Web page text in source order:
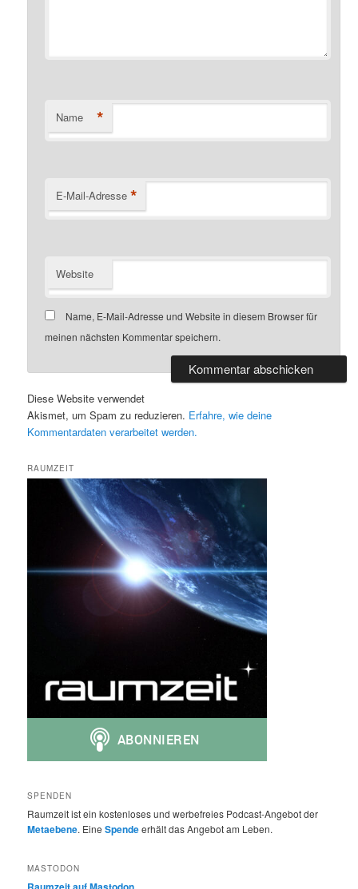
Name *
E-Mail-Adresse *
Website
Name, E-Mail-Adresse und Website in diesem Browser für
meinen nächsten Kommentar speichern.
Diese Website verwendet
Akismet, um Spam zu reduzieren. Erfahre, wie deine
Kommentardaten verarbeitet werden.
RAUMZEIT
SPENDEN
Raumzeit ist ein kostenloses und werbefreies Podcast-Angebot der
Metaebene. EineSpendeerhält das Angebot am Leben.
MASTODON